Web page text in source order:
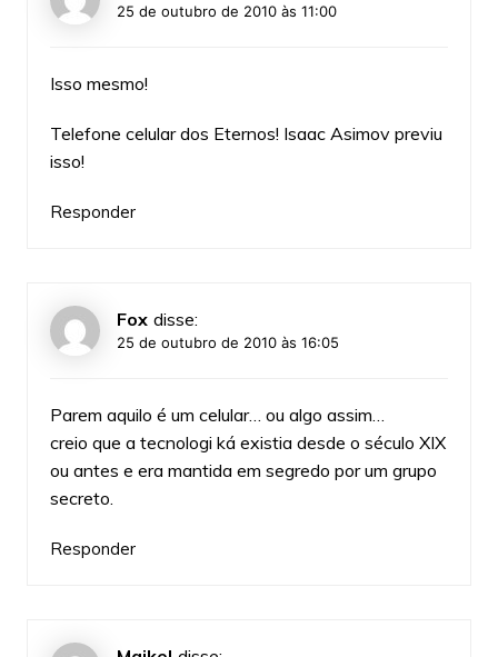
25 de outubro de 2010 às 11:00
Isso mesmo!
Telefone celular dos Eternos! Isaac Asimov previu
isso!
Responder
Fox disse:
25 de outubro de 2010 às 16:05
Parem aquilo é um celular… ou algo assim…
creio que a tecnologi ká existia desde o século XIX
ou antes e era mantida em segredo por um grupo
secreto.
Responder